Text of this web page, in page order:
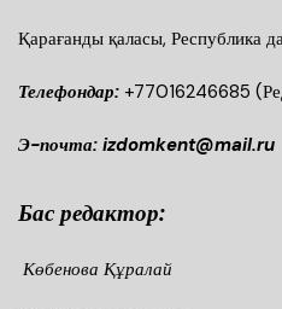
Қарағанды қаласы,
Телефондар: +77016246685
Э-почта: izdomkent@mail.ru
Бас редактор:
Көбенова Құралай